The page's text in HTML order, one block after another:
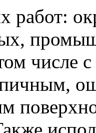
работ:
числе